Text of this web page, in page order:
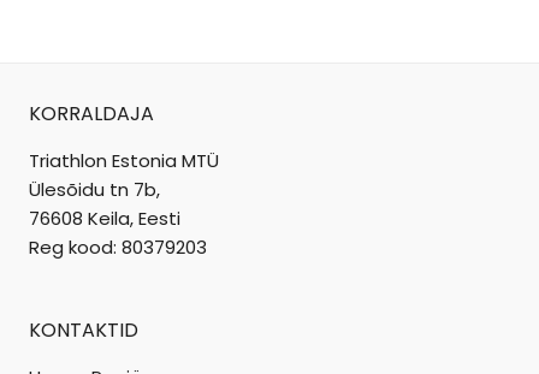
KORRALDAJA
Triathlon Estonia MTÜ
Ülesõidu tn 7b,
76608 Keila, Eesti
Reg kood: 80379203
KONTAKTID